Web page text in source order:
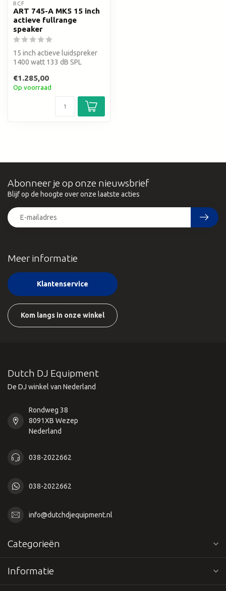
RCF
ART 745-A MK5 15 inch
actieve fullrange
speaker
15 inch actieve luidspreker
1400 watt 133 dB SPL
€1.285,00
Op voorraad
Meer informatie
Klantenservice
Kom langs in onze winkel
Abonneer je op onze nieuwsbrief
Blijf op de hoogte over onze laatste acties
Dutch DJ Equipment
De DJ winkel van Nederland
Rondweg 38
8091XB Wezep
Nederland
038-2022662
038-2022662
info@dutchdjequipment.nl
Categorieën
Informatie